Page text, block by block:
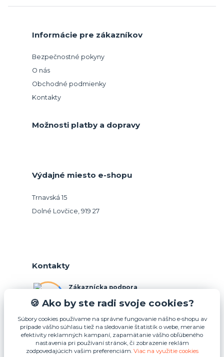
Informácie pre zákazníkov
Bezpečnostné pokyny
O nás
Obchodné podmienky
Kontakty
Možnosti platby a dopravy
Výdajné miesto e-shopu
Trnavská 15
Dolné Lovčice, 919 27
Kontakty
Zákaznícka podpora
(Po-Pia, 10-15 hod.)
info@podnosy.sk
🍪 Ako by ste radi svoje cookies?
Súbory cookies používame na správne fungovanie nášho e-shopu av
prípade vášho súhlasu tiež na sledovanie štatistík o webe, meranie
efektivity reklamných kampaní, zapamätanie vášho obľúbeného
nastavenia pri používaní stránok, či zobrazenie reklám
zodpovedajúcich vašim preferenciám. Viac na využitie cookies